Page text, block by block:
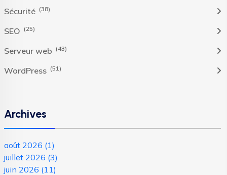
Sécurité (38)
SEO (25)
Serveur web (43)
WordPress (51)
Archives
août 2026 (1)
juillet 2026 (3)
juin 2026 (11)